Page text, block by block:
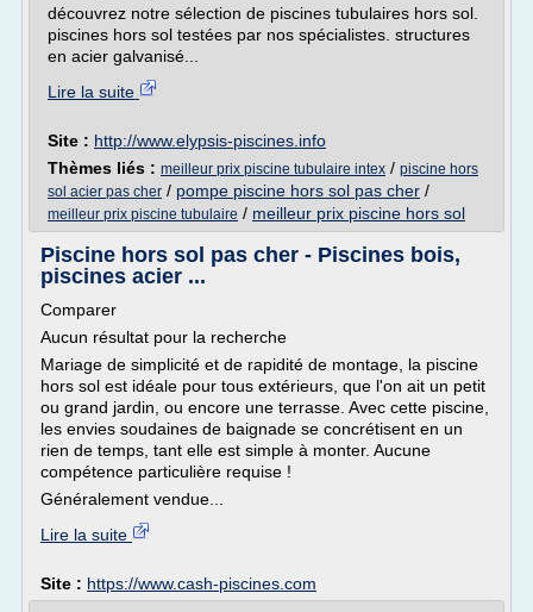
découvrez notre sélection de piscines tubulaires hors sol.
piscines hors sol testées par nos spécialistes. structures
en acier galvanisé...
Lire la suite
Site : http://www.elypsis-piscines.info
Thèmes liés : meilleur prix piscine tubulaire intex / piscine hors
sol acier pas cher / pompe piscine hors sol pas cher /
meilleur prix piscine tubulaire / meilleur prix piscine hors sol
Piscine hors sol pas cher - Piscines bois,
piscines acier ...
Comparer
Aucun résultat pour la recherche
Mariage de simplicité et de rapidité de montage, la piscine
hors sol est idéale pour tous extérieurs, que l'on ait un petit
ou grand jardin, ou encore une terrasse. Avec cette piscine,
les envies soudaines de baignade se concrétisent en un
rien de temps, tant elle est simple à monter. Aucune
compétence particulière requise !
Généralement vendue...
Lire la suite
Site : https://www.cash-piscines.com